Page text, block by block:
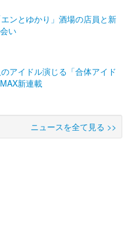
ンとゆかり」酒場の店員と新
い
アイドル演じる「合体アイド
新連載
ニュースを全て見る >>